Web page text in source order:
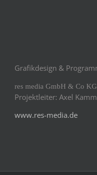
Grafikdesign &
res media GmbH & Co KG
Projektleiter: Axel
www.res-media.de